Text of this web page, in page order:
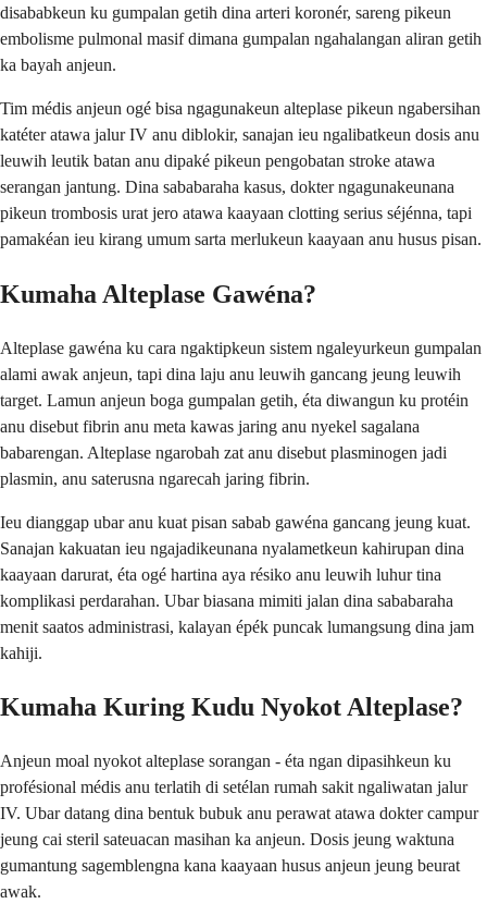
disababkeun ku gumpalan getih dina arteri koronér, sareng pikeun
embolisme pulmonal masif dimana gumpalan ngahalangan aliran getih
ka bayah anjeun.
Tim médis anjeun ogé bisa ngagunakeun alteplase pikeun ngabersihan
katéter atawa jalur IV anu diblokir, sanajan ieu ngalibatkeun dosis anu
leuwih leutik batan anu dipaké pikeun pengobatan stroke atawa
serangan jantung. Dina sababaraha kasus, dokter ngagunakeunana
pikeun trombosis urat jero atawa kaayaan clotting serius séjénna, tapi
pamakéan ieu kirang umum sarta merlukeun kaayaan anu husus pisan.
Kumaha Alteplase Gawéna?
Alteplase gawéna ku cara ngaktipkeun sistem ngaleyurkeun gumpalan
alami awak anjeun, tapi dina laju anu leuwih gancang jeung leuwih
target. Lamun anjeun boga gumpalan getih, éta diwangun ku protéin
anu disebut fibrin anu meta kawas jaring anu nyekel sagalana
babarengan. Alteplase ngarobah zat anu disebut plasminogen jadi
plasmin, anu saterusna ngarecah jaring fibrin.
Ieu dianggap ubar anu kuat pisan sabab gawéna gancang jeung kuat.
Sanajan kakuatan ieu ngajadikeunana nyalametkeun kahirupan dina
kaayaan darurat, éta ogé hartina aya résiko anu leuwih luhur tina
komplikasi perdarahan. Ubar biasana mimiti jalan dina sababaraha
menit saatos administrasi, kalayan épék puncak lumangsung dina jam
kahiji.
Kumaha Kuring Kudu Nyokot Alteplase?
Anjeun moal nyokot alteplase sorangan - éta ngan dipasihkeun ku
profésional médis anu terlatih di setélan rumah sakit ngaliwatan jalur
IV. Ubar datang dina bentuk bubuk anu perawat atawa dokter campur
jeung cai steril sateuacan masihan ka anjeun. Dosis jeung waktuna
gumantung sagemblengna kana kaayaan husus anjeun jeung beurat
awak.